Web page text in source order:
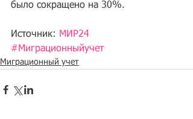
было сокращено на 30%.
Источник: МИР24
#Миграционныйучет
Миграционный учет